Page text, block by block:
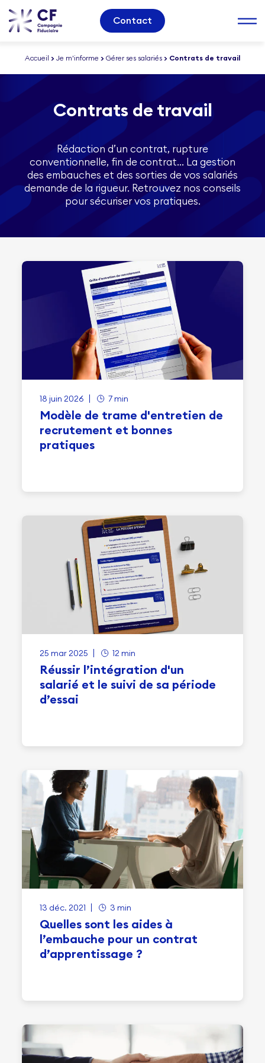
Contact
Accueil > Je m'informe > Gérer ses salariés > Contrats de travail
Contrats de travail
Rédaction d’un contrat, rupture
conventionnelle, fin de contrat… La gestion
des embauches et des sorties de vos salariés
demande de la rigueur. Retrouvez nos conseils
pour sécuriser vos pratiques.
18 juin 2026 7 min
Modèle de trame d'entretien de
recrutement et bonnes
pratiques
25 mar 2025 12 min
Réussir l’intégration d'un
salarié et le suivi de sa période
d’essai
13 déc. 2021 3 min
Quelles sont les aides à
l’embauche pour un contrat
d’apprentissage ?